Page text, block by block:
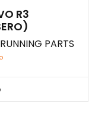
R3
PARTS